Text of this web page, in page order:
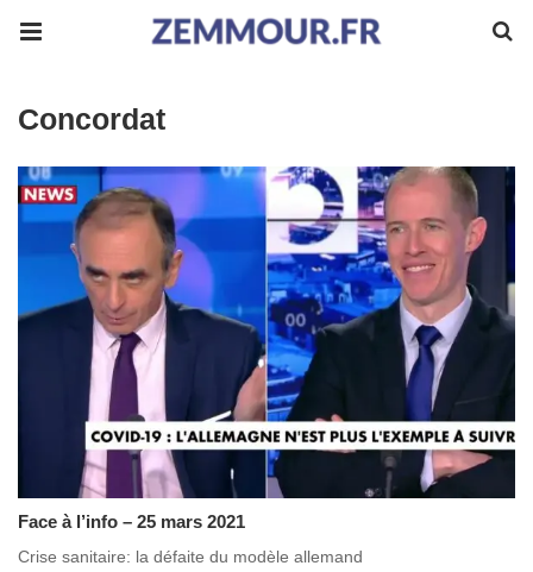
Concordat
Face à l’info – 25 mars 2021
Crise sanitaire: la défaite du modèle allemand